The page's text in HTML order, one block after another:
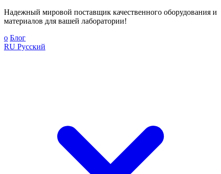
Надежный мировой поставщик качественного оборудования и
материалов для вашей лаборатории!
о Блог
RU Русский